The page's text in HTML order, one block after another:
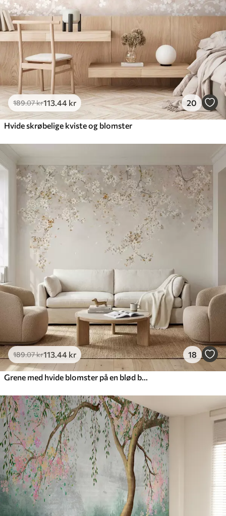
189.07kr113 .44 kr 20
Hvide skrøbelige kviste og blomster
189.07kr113 .44 kr 18